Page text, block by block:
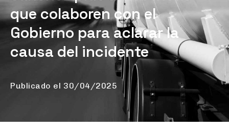
que colaboren con el
Gobierno para aclarar la
causa del incidente
Publicado el 30/04/2025